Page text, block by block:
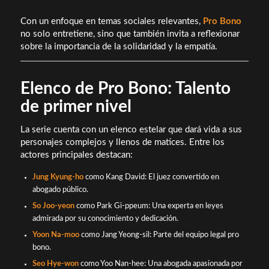
Con un enfoque en temas sociales relevantes, Pro Bono
no solo entretiene, sino que también invita a reflexionar
sobre la importancia de la solidaridad y la empatía.
Elenco de Pro Bono: Talento
de primer nivel
La serie cuenta con un elenco estelar que dará vida a sus
personajes complejos y llenos de matices. Entre los
actores principales destacan:
Jung Kyung-hocomo Kang David: El juez convertido en
abogado público.
So Joo-yeoncomo Park Gi-ppeum: Una experta en leyes
admirada por su conocimiento y dedicación.
Yoon Na-moocomo Jang Yeong-sil: Parte del equipo legal pro
bono.
Seo Hye-woncomo Yoo Nan-hee: Una abogada apasionada por